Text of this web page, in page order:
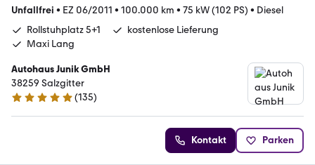
Unfallfrei • EZ 06/2011 • 100.000 km • 75 kW (102 PS) • Diesel
Rollstuhplatz 5+1
kostenlose Lieferung
Maxi Lang
Autohaus Junik GmbH
38259 Salzgitter
4.9 Sterne
(135)
Kontakt Parken